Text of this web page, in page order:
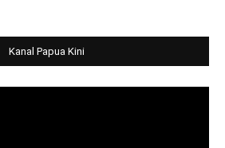
Kanal Papua Kini